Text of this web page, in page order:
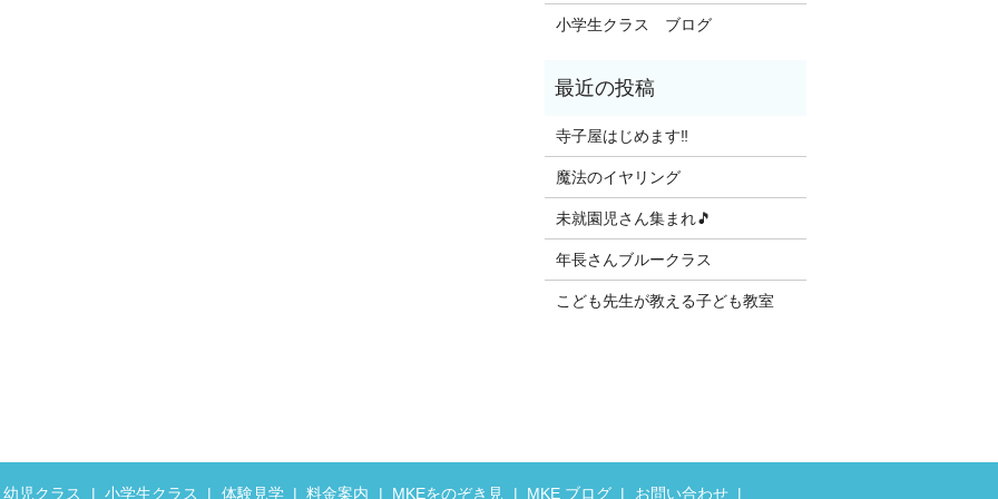
小学生クラス ブログ
寺子屋はじめます‼️
魔法のイヤリング
未就園児さん集まれ🎵
年長さんブルークラス
こども先生が教える子ども教室
幼児クラス 小学生クラス 体験見学 料金案内 MKEをのぞき見 MKE ブログ お問い合わせ